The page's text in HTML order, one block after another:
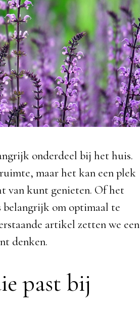
onderdeel bij het huis.
maar het kan een plek
van kunt genieten. Of het
om optimaal te
artikel zetten we een
denken.
past bij